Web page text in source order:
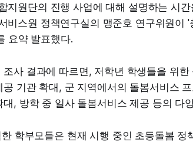
지원단의 진행 사업에 대해 설명하는 시
비스원 정책연구실의 맹준호 연구위원이
요약 발표했다.
조사 결과에 따르면, 저학년 학생들을 위
공 기관 확대, 군 지역에서의 돌봄서비스
대, 방학 중 일사 돌봄서비스 제공 등의 다
한 학부모들은 현재 시행 중인 초등돌봄